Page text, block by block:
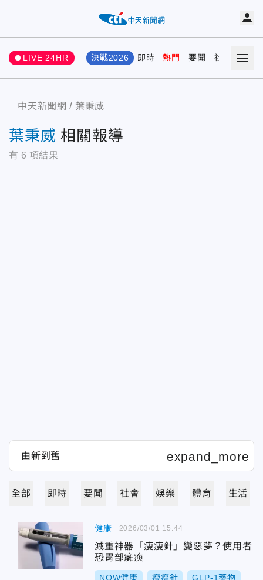
LIVE 24HR 決戰2026 即時 熱門 要聞 社會 娛樂
中天新聞網 葉秉威
葉秉威 相關報導
有 6 項結果
全部 即時 要聞 社會 娛樂 體育 生活
健康
減重神器「瘦瘦針」變惡夢？使用者
恐胃部癱瘓
NOW健康 瘦瘦針 GLP-1藥物
2026/03/01 15:44